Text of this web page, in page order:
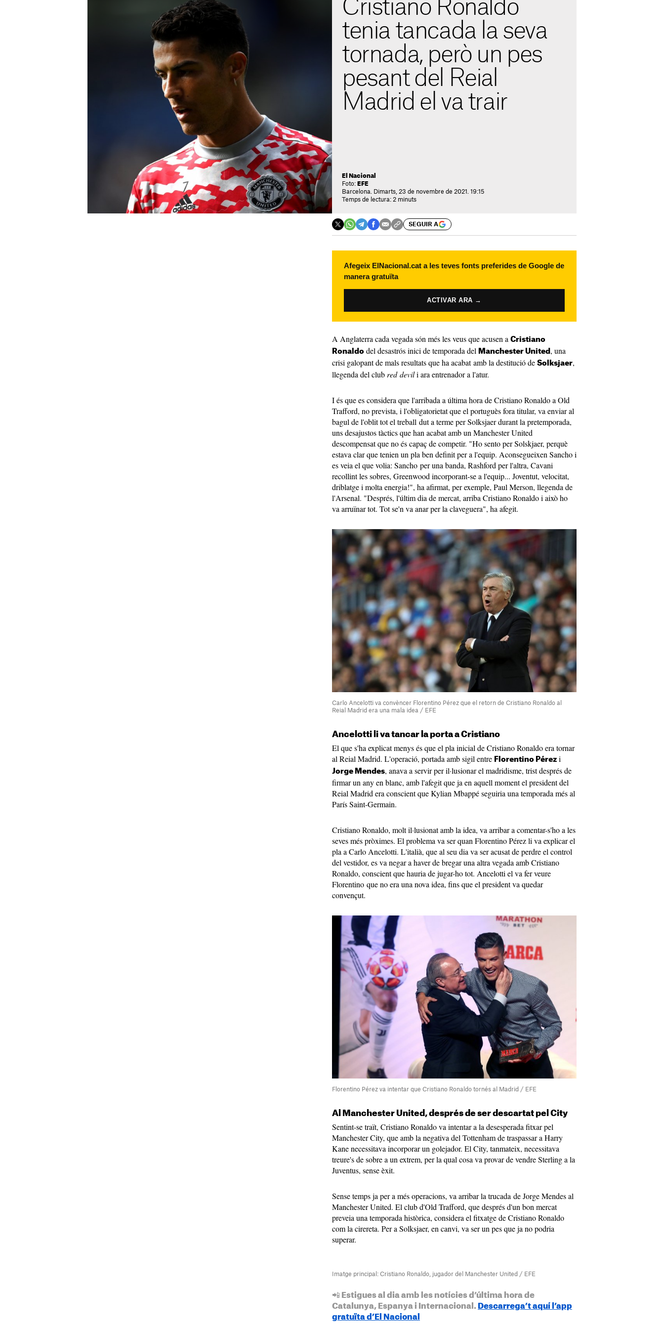
Cristiano Ronaldo
tenia tancada la seva
tornada, però un pes
pesant del Reial
Madrid el va trair
El Nacional
Foto: EFE
Barcelona. Dimarts, 23 de novembre de 2021. 19:15
Temps de lectura: 2 minuts
SEGUIR A
Afegeix ElNacional.cat a les teves fonts preferides de Google de
manera gratuïta
ACTIVAR ARA →
A Anglaterra cada vegada són més les veus que acusen a Cristiano
Ronaldo del desastrós inici de temporada del Manchester United , una
crisi galopant de mals resultats que ha acabat amb la destitució de Solksjaer,
llegenda del club red devili ara entrenador a l'atur.
I és que es considera que l'arribada a última hora de Cristiano Ronaldo a Old
Trafford, no prevista, i l'obligatorietat que el portuguès fora titular, va enviar al
bagul de l'oblit tot el treball dut a terme per Solksjaer durant la pretemporada,
uns desajustos tàctics que han acabat amb un Manchester United
descompensat que no és capaç de competir. "Ho sento per Solskjaer, perquè
estava clar que tenien un pla ben definit per a l'equip. Aconsegueixen Sancho i
es veia el que volia: Sancho per una banda, Rashford per l'altra, Cavani
recollint les sobres, Greenwood incorporant-se a l'equip... Joventut, velocitat,
driblatge i molta energia!", ha afirmat, per exemple, Paul Merson, llegenda de
l'Arsenal. "Després, l'últim dia de mercat, arriba Cristiano Ronaldo i això ho
va arruïnar tot. Tot se'n va anar per la claveguera", ha afegit.
Carlo Ancelotti va convèncer Florentino Pérez que el retorn de Cristiano Ronaldo al
Reial Madrid era una mala idea / EFE
Ancelotti li va tancar la porta a Cristiano
El que s'ha explicat menys és que el pla inicial de Cristiano Ronaldo era tornar
al Reial Madrid. L'operació, portada amb sigil entre Florentino Pérez i
Jorge Mendes, anava a servir per il·lusionar el madridisme, trist després de
firmar un any en blanc, amb l'afegit que ja en aquell moment el president del
Reial Madrid era conscient que Kylian Mbappé seguiria una temporada més al
París Saint-Germain.
Cristiano Ronaldo, molt il·lusionat amb la idea, va arribar a comentar-s'ho a les
seves més pròximes. El problema va ser quan Florentino Pérez li va explicar el
pla a Carlo Ancelotti. L'italià, que al seu dia va ser acusat de perdre el control
del vestidor, es va negar a haver de bregar una altra vegada amb Cristiano
Ronaldo, conscient que hauria de jugar-ho tot. Ancelotti el va fer veure
Florentino que no era una nova idea, fins que el president va quedar
convençut.
Florentino Pérez va intentar que Cristiano Ronaldo tornés al Madrid / EFE
Al Manchester United, després de ser descartat pel City
Sentint-se traït, Cristiano Ronaldo va intentar a la desesperada fitxar pel
Manchester City, que amb la negativa del Tottenham de traspassar a Harry
Kane necessitava incorporar un golejador. El City, tanmateix, necessitava
treure's de sobre a un extrem, per la qual cosa va provar de vendre Sterling a la
Juventus, sense èxit.
Sense temps ja per a més operacions, va arribar la trucada de Jorge Mendes al
Manchester United. El club d'Old Trafford, que després d'un bon mercat
preveia una temporada històrica, considera el fitxatge de Cristiano Ronaldo
com la cirereta. Per a Solksjaer, en canvi, va ser un pes que ja no podria
superar.
Imatge principal: Cristiano Ronaldo, jugador del Manchester United / EFE
📲 Estigues al dia amb les notícies d’última hora de
Catalunya, Espanya i Internacional. Descarrega’t aquí l’app
gratuïta d’El Nacional